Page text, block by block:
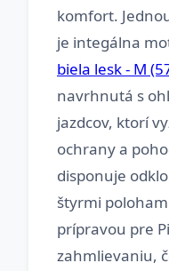
komfort.
je integálna
biela lesk - M
navrhnutá s
jazdcov, ktorí
ochrany a
disponuje
štyrmi
prípravou pre
zahmlievaniu,